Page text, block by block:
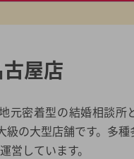
屋店
元密着型の結婚相談
級の大型店舗です。多
営しています。